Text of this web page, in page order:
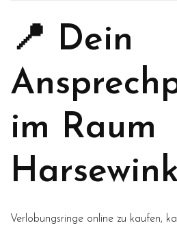
📍 Dein
im Raum
Verlobungsringe online zu kaufen,